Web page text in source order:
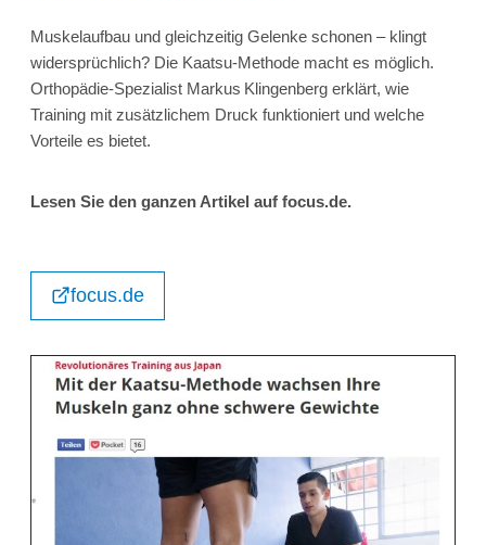
Muskelaufbau und gleichzeitig Gelenke schonen – klingt
widersprüchlich? Die Kaatsu-Methode macht es möglich.
Orthopädie-Spezialist Markus Klingenberg erklärt, wie
Training mit zusätzlichem Druck funktioniert und welche
Vorteile es bietet.
Lesen Sie den ganzen Artikel auf focus.de.
focus.de